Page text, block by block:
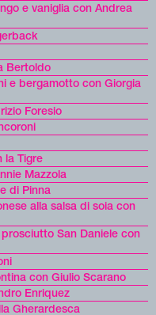
e vaniglia con Andrea
Bertoldo
e bergamotto con Giorgia
Foresio
la Tigre
Mazzola
di Pinna
alla salsa di soia con
San Daniele con
con Giulio Scarano
Enriquez
Gherardesca